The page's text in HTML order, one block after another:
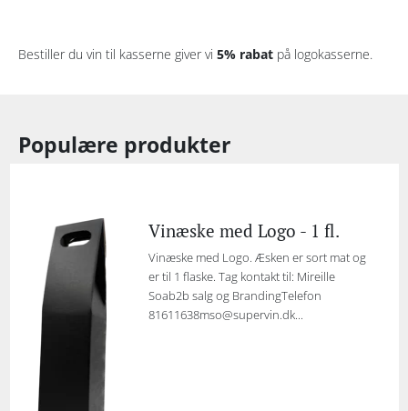
Bestiller du vin til kasserne giver vi 5% rabat på logokasserne.
Populære produkter
Vinæske med Logo - 1 fl.
Vinæske med Logo. Æsken er sort mat og
er til 1 flaske. Tag kontakt til: Mireille
Soab2b salg og BrandingTelefon
81611638mso@supervin.dk...